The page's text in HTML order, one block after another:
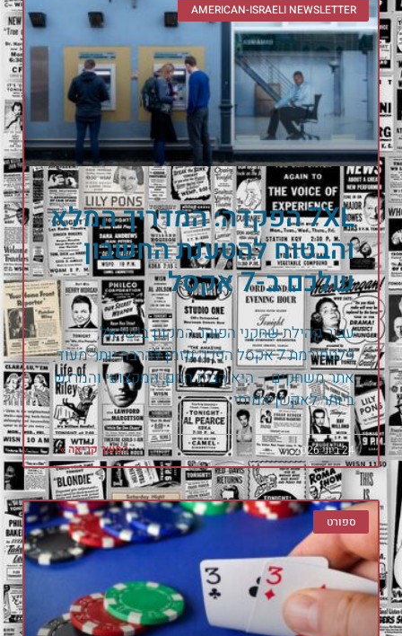
AMERICAN-ISRAELI NEWSLETTER
7XL הפקדה: המדריך המלא
והבטוח להטענת החשבון
שלכם ב-7 אקסל
עבור קהילת שחקני הפוקר המקוון בישראל,
פלטפורמת 7 אקסל הפכה מזמן להרבה יותר מעוד
אתר משחקים – היא הבית החם, המקצועי והמרגש
ביותר לאקשן אמיתי
המשך קריאה » 24 ביוני 2026
ספורט